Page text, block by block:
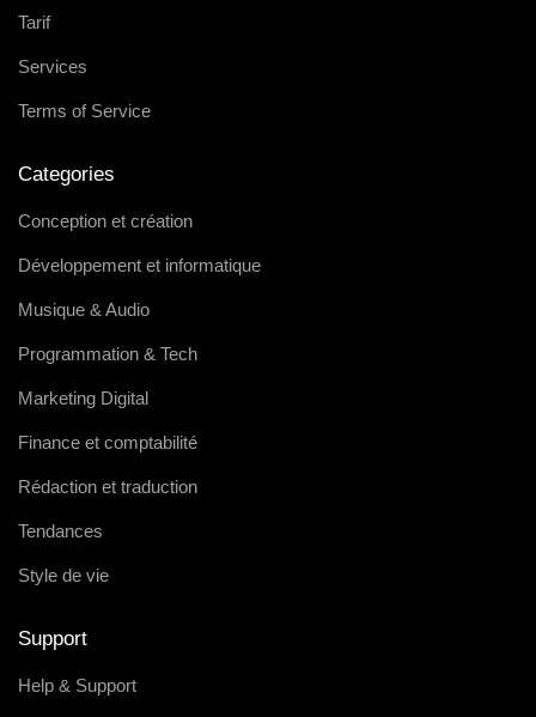
Tarif
Services
Terms of Service
Categories
Conception et création
Développement et informatique
Musique & Audio
Programmation & Tech
Marketing Digital
Finance et comptabilité
Rédaction et traduction
Tendances
Style de vie
Support
Help & Support